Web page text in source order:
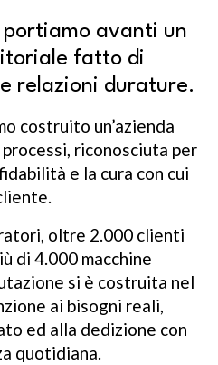
portiamo avanti un
fatto di
relazioni durature.
costruito un’azienda
riconosciuta per
e la cura con cui
oltre 2.000 clienti
di 4.000 macchine
si è costruita nel
ai bisogni reali,
ed alla dedizione con
quotidiana.